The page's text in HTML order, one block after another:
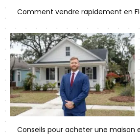
Comment vendre rapidement en
Conseils pour acheter une maison